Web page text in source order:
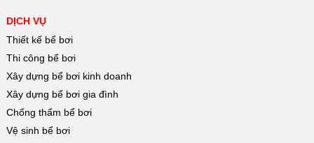
Đặc Điểm Nổi Bật Của Đầu Phun Nước
DỊCH VỤ
Thiết kế bể bơi
Thi công bể bơi
Xây dựng bể bơi kinh doanh
Xây dựng bể bơi gia đình
Chống thấm bể bơi
Vệ sinh bể bơi